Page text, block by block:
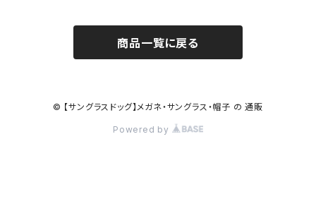
CHARME (シャルム)
OAkley オークリー
ポロ ラルフローレン Polo Ralph Lauren
ニューバランス NEWBALANCE
サングラス
商品一覧に戻る
© 【サングラスドッグ】メガネ・サングラス・帽子 の 通販
Powered by